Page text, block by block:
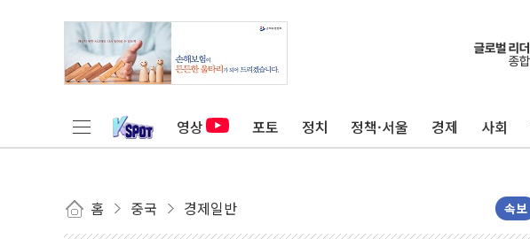
영상 포토 정치 정책·서울 경제 사회
홈 중국 경제일반 속보